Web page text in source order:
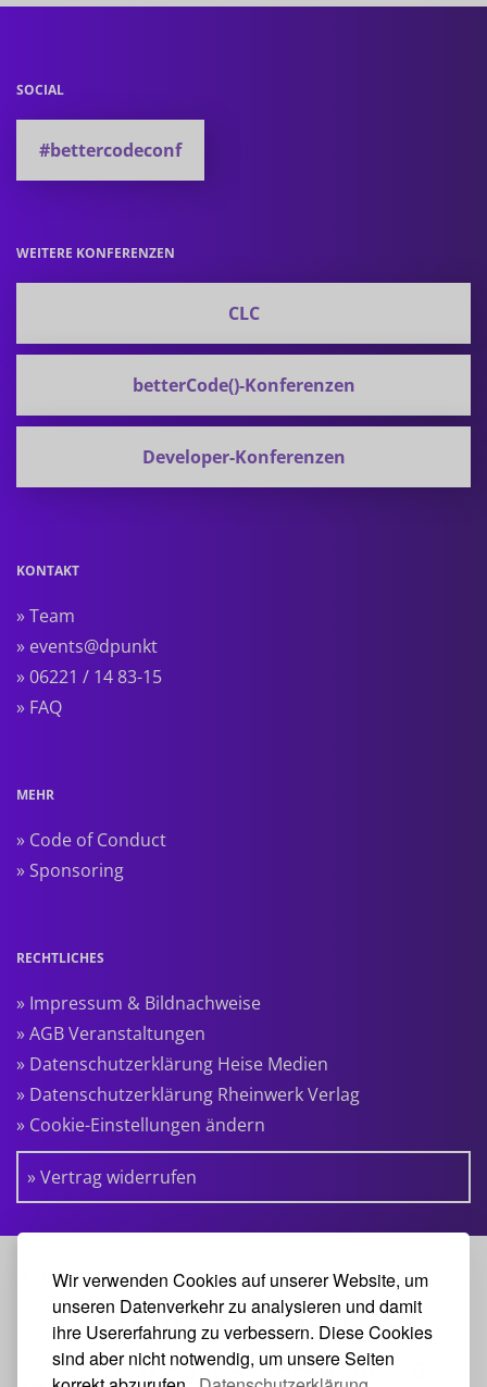
Wir verwenden Cookies auf unserer Website, um
unseren Datenverkehr zu analysieren und damit
ihre Usererfahrung zu verbessern. Diese Cookies
sind aber nicht notwendig, um unsere Seiten
SOCIAL
#bettercodeconf
WEITERE KONFERENZEN
CLC
betterCode()-Konferenzen
Developer-Konferenzen
KONTAKT
» Team
» events@dpunkt
» 06221 / 14 83-15
» FAQ
MEHR
» Code of Conduct
» Sponsoring
RECHTLICHES
» Impressum & Bildnachweise
» AGB Veranstaltungen
» Datenschutzerklärung Heise Medien
» Datenschutzerklärung Rheinwerk Verlag
» Cookie-Einstellungen ändern
» Vertrag widerrufen
KOOPERATIONSPARTNER: